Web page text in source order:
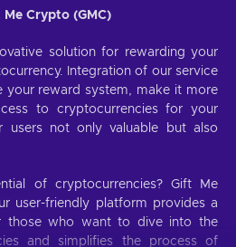
Crypto (GMC)
solution for rewarding your
Integration of our service
reward system, make it more
to cryptocurrencies for your
users not only valuable but also
of cryptocurrencies? Gift Me
user-friendly platform provides a
those who want to dive into the
and simplifies the process of